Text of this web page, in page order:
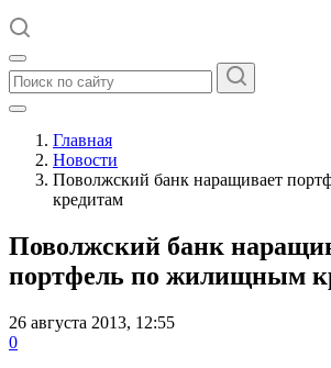
Главная
Новости
Поволжский банк наращивает
кредитам
Поволжский банк
портфель по жилищным
26 августа 2013, 12:55
0